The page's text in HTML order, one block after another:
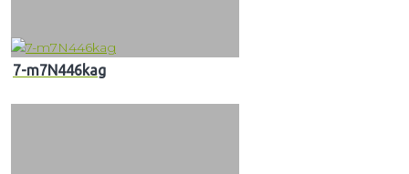
7-m7N446kag